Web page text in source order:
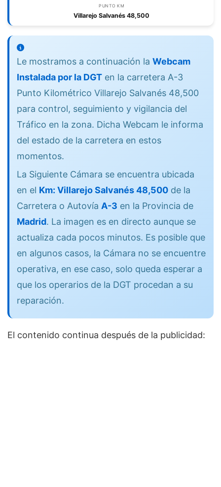
PUNTO KM
Villarejo Salvanés 48,500
Le mostramos a continuación la Webcam
Instalada por la DGT en la carretera A-3
Punto Kilométrico Villarejo Salvanés 48,500
para control, seguimiento y vigilancia del
Tráfico en la zona. Dicha Webcam le informa
del estado de la carretera en estos
momentos.
La Siguiente Cámara se encuentra ubicada
en el Km: Villarejo Salvanés 48,500 de la
Carretera o Autovía A-3 en la Provincia de
Madrid. La imagen es en directo aunque se
actualiza cada pocos minutos. Es posible que
en algunos casos, la Cámara no se encuentre
operativa, en ese caso, solo queda esperar a
que los operarios de la DGT procedan a su
reparación.
El contenido continua después de la publicidad: